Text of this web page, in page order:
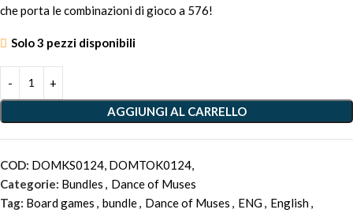
che porta le combinazioni di gioco a 576!
Solo 3 pezzi disponibili
AGGIUNGI AL CARRELLO
COD: DOMKS0124, DOMTOK0124,
Categorie: Bundles
Dance of Muses
Tag: Board games bundle Dance of Muses ENG English